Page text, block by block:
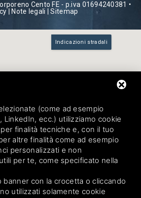
Cento FE - p.iva 01694240381 •
Note legali |Sitemap
Indicazioni stradali
(come ad esempio
LinkedIn, ecc.) utilizziamo cookie
finalità tecniche e, con il tuo
altre finalità come ad esempio
personalizzati e non
per te, come specificato nella
con la crocetta o cliccando
utilizzati solamente cookie